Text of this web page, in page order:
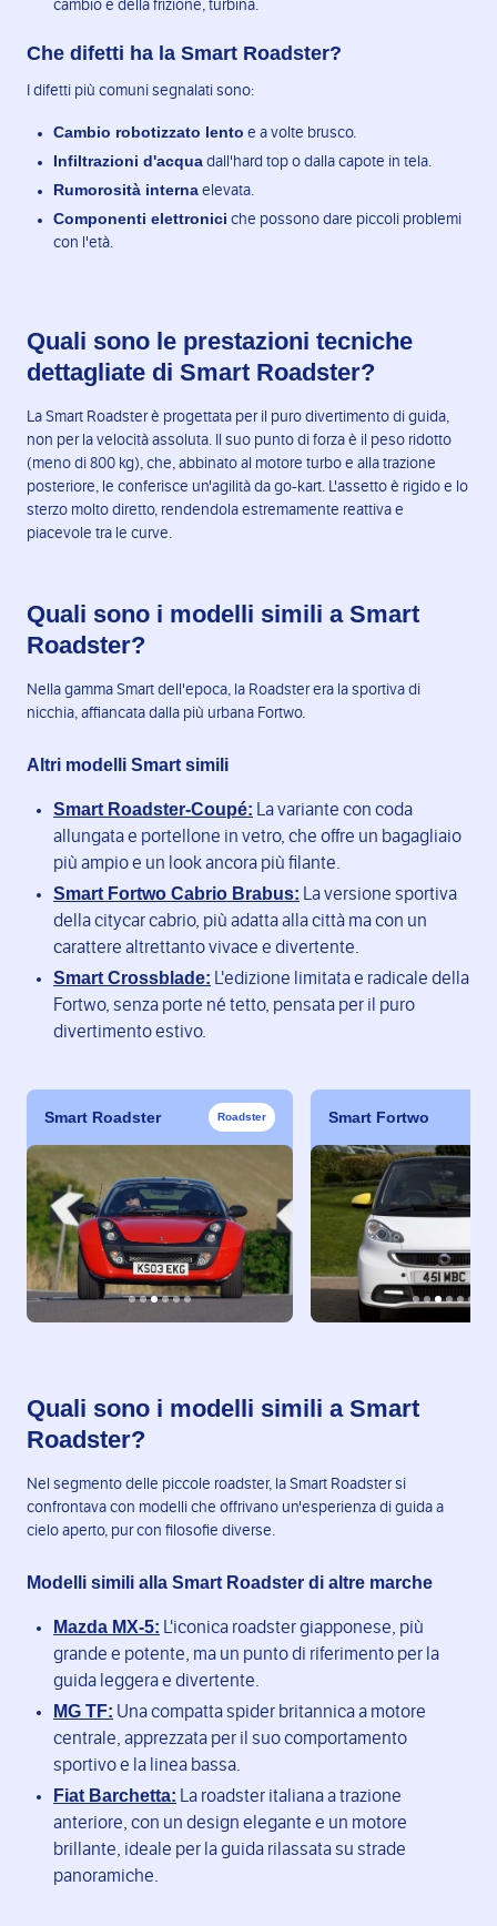
cambio e della frizione, turbina.
Che difetti ha la Smart Roadster?
I difetti più comuni segnalati sono:
Cambio robotizzato lento e a volte brusco.
Infiltrazioni d'acqua dall'hard top o dalla capote in tela.
Rumorosità interna elevata.
Componenti elettronici che possono dare piccoli problemi
con l'età.
Quali sono le prestazioni tecniche
dettagliate di Smart Roadster?
La Smart Roadster è progettata per il puro divertimento di guida,
non per la velocità assoluta. Il suo punto di forza è il peso ridotto
(meno di 800 kg), che, abbinato al motore turbo e alla trazione
posteriore, le conferisce un'agilità da go-kart. L'assetto è rigido e lo
sterzo molto diretto, rendendola estremamente reattiva e
piacevole tra le curve.
Quali sono i modelli simili a Smart
Roadster?
Nella gamma Smart dell'epoca, la Roadster era la sportiva di
nicchia, affiancata dalla più urbana Fortwo.
Altri modelli Smart simili
Smart Roadster-Coupé: La variante con coda
allungata e portellone in vetro, che offre un bagagliaio
più ampio e un look ancora più filante.
Smart Fortwo Cabrio Brabus: La versione sportiva
della citycar cabrio, più adatta alla città ma con un
carattere altrettanto vivace e divertente.
Smart Crossblade: L'edizione limitata e radicale della
Fortwo, senza porte né tetto, pensata per il puro
divertimento estivo.
Smart Roadster Roadster Smart Fortwo
Quali sono i modelli simili a Smart
Roadster?
Nel segmento delle piccole roadster, la Smart Roadster si
confrontava con modelli che offrivano un'esperienza di guida a
cielo aperto, pur con filosofie diverse.
Modelli simili alla Smart Roadster di altre marche
Mazda MX-5: L'iconica roadster giapponese, più
grande e potente, ma un punto di riferimento per la
guida leggera e divertente.
MG TF: Una compatta spider britannica a motore
centrale, apprezzata per il suo comportamento
sportivo e la linea bassa.
Fiat Barchetta: La roadster italiana a trazione
anteriore, con un design elegante e un motore
brillante, ideale per la guida rilassata su strade
panoramiche.